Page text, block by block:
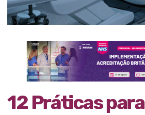
12 Práticas para